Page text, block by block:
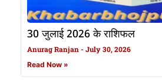
30 जुलाई 2026 के राशिफल
Anurag Ranjan July 30, 2026
Read Now »